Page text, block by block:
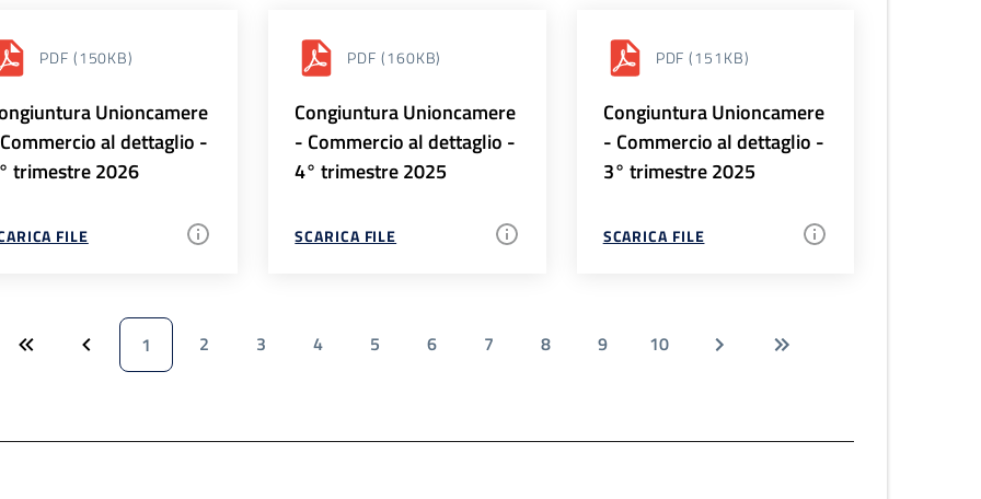
PDF (150KB)
Unioncamere
al dettaglio -
trimestre 2026
FILE
PDF (160KB)
Congiuntura Unioncamere
- Commercio al dettaglio -
4° trimestre 2025
SCARICA FILE
PDF (151KB)
Congiuntura Unioncamere
- Commercio al dettaglio -
3° trimestre 2025
SCARICA FILE
1 2 3 4 5 6 7 8 9 10